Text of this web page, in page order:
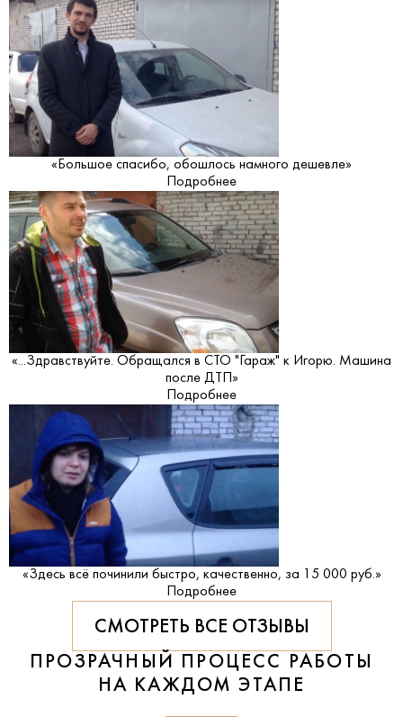
«Большое спасибо, обошлось намного дешевле»
Подробнее
«...Здравствуйте. Обращался в СТО "Гараж" к Игорю. Машина
после ДТП»
Подробнее
«Здесь всё починили быстро, качественно, за 15 000 руб.»
Подробнее
СМОТРЕТЬ ВСЕ ОТЗЫВЫ
ПРОЗРАЧНЫЙ ПРОЦЕСС РАБОТЫ
НА КАЖДОМ ЭТАПЕ